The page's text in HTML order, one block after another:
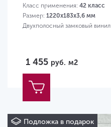
Класс применения: 42 класс
Размер: 1220х183х3,6 мм
Двухполосный замковый винил
1 455 руб. м2
Подложка в подарок